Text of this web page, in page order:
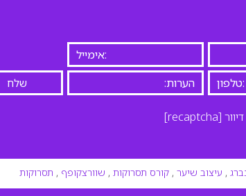
[recaptcha]
, עיצוב שיער , קורס תסרוקות , שוורצקופף , תסרוקות